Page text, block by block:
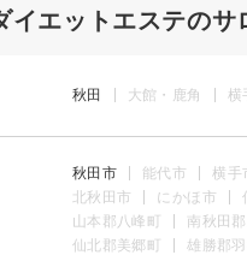
イエットエステのサ
秋田 大館・鹿角 横
秋田市 能代市 横手
北秋田市
にかほ市
山本郡八峰町
南秋田郡
仙北郡美郷町
雄勝郡羽